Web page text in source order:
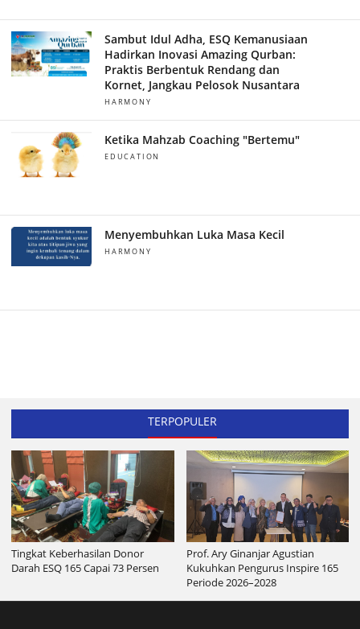
Sambut Idul Adha, ESQ Kemanusiaan
Hadirkan Inovasi Amazing Qurban:
Praktis Berbentuk Rendang dan
Kornet, Jangkau Pelosok Nusantara
HARMONY
Ketika Mahzab Coaching "Bertemu"
EDUCATION
Menyembuhkan Luka Masa Kecil
HARMONY
TERPOPULER
Tingkat Keberhasilan Donor
Darah ESQ 165 Capai 73 Persen
Prof. Ary Ginanjar Agustian
Kukuhkan Pengurus Inspire 165
Periode 2026–2028